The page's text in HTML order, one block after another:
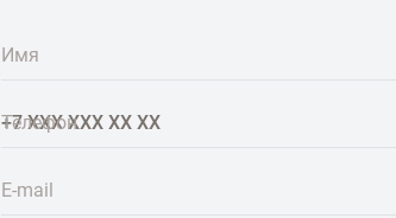
Имя
Телефон
E-mail